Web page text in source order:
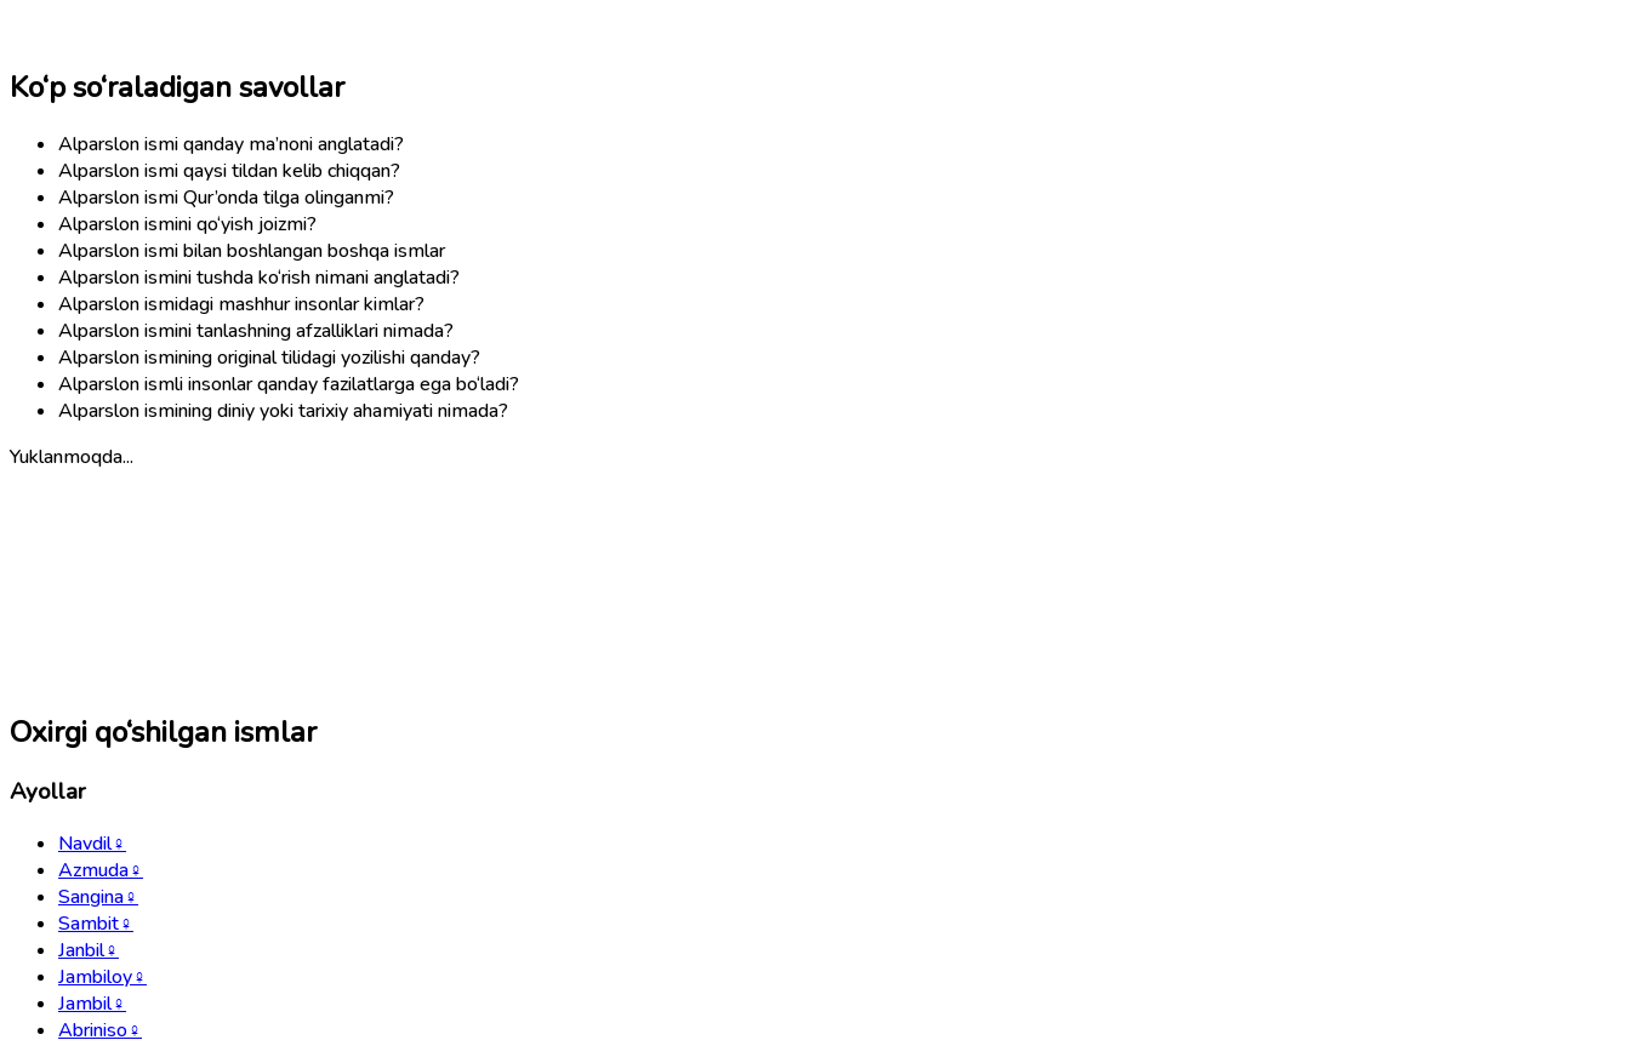
Ko‘p so‘raladigan savollar
Alparslon ismi qanday ma’noni anglatadi?
Alparslon ismi qaysi tildan kelib chiqqan?
Alparslon ismi Qur’onda tilga olinganmi?
Alparslon ismini qo‘yish joizmi?
Alparslon ismi bilan boshlangan boshqa ismlar
Alparslon ismini tushda ko‘rish nimani anglatadi?
Alparslon ismidagi mashhur insonlar kimlar?
Alparslon ismini tanlashning afzalliklari nimada?
Alparslon ismining original tilidagi yozilishi qanday?
Alparslon ismli insonlar qanday fazilatlarga ega bo‘ladi?
Alparslon ismining diniy yoki tarixiy ahamiyati nimada?
Yuklanmoqda...
Oxirgi qo‘shilgan ismlar
Ayollar
Navdil♀
Azmuda♀
Sangina♀
Sambit♀
Janbil♀
Jambiloy♀
Jambil♀
Abriniso♀